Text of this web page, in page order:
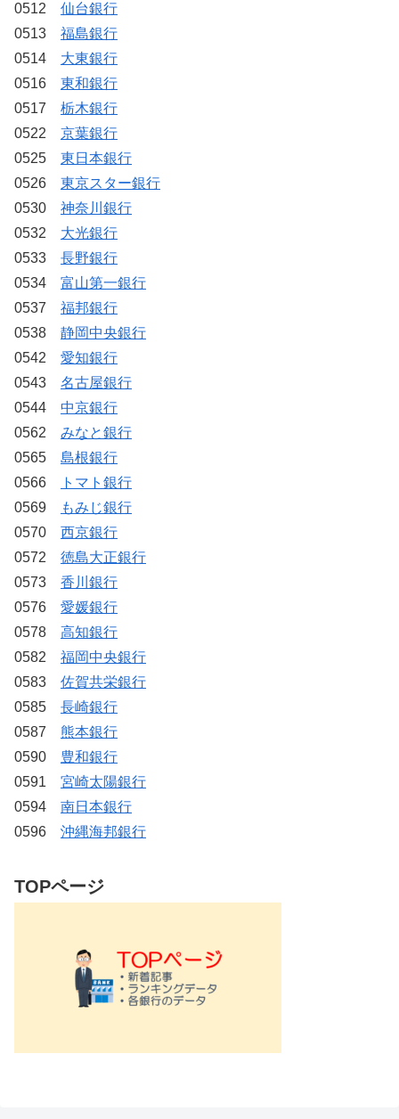
0512 仙台銀行
0513 福島銀行
0514 大東銀行
0516 東和銀行
0517 栃木銀行
0522 京葉銀行
0525 東日本銀行
0526 東京スター銀行
0530 神奈川銀行
0532 大光銀行
0533 長野銀行
0534 富山第一銀行
0537 福邦銀行
0538 静岡中央銀行
0542 愛知銀行
0543 名古屋銀行
0544 中京銀行
0562 みなと銀行
0565 島根銀行
0566
トマト銀行
0569
もみじ銀行
0570 西京銀行
0572 徳島大正銀行
0573 香川銀行
0576 愛媛銀行
0578 高知銀行
0582 福岡中央銀行
0583 佐賀共栄銀行
0585 長崎銀行
0587 熊本銀行
0590 豊和銀行
0591 宮崎太陽銀行
0594 南日本銀行
0596 沖縄海邦銀行
TOPページ